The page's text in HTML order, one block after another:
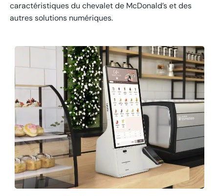
caractéristiques du chevalet de McDonald’s et des
autres solutions numériques.